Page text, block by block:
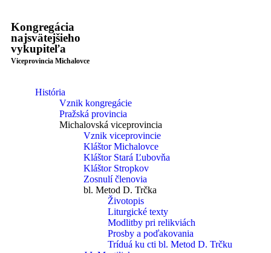
Kongregácia
najsvätejšieho
vykupiteľa
Viceprovincia Michalovce
História
Vznik kongregácie
Pražská provincia
Michalovská viceprovincia
Vznik viceprovincie
Kláštor Michalovce
Kláštor Stará Ľubovňa
Kláštor Stropkov
Zosnulí členovia
bl. Metod D. Trčka
Životopis
Liturgické texty
Modlitby pri relikviách
Prosby a poďakovania
Tríduá ku cti bl. Metod D. Trčku